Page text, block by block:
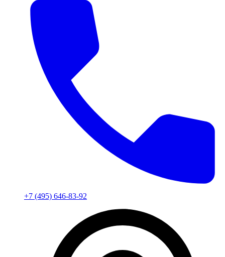
+7 (495) 646-83-92